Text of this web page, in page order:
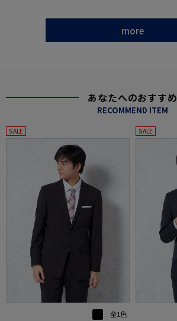
more
あなたへのおすすめ
RECOMMEND ITEM
SALE
全1色
SALE